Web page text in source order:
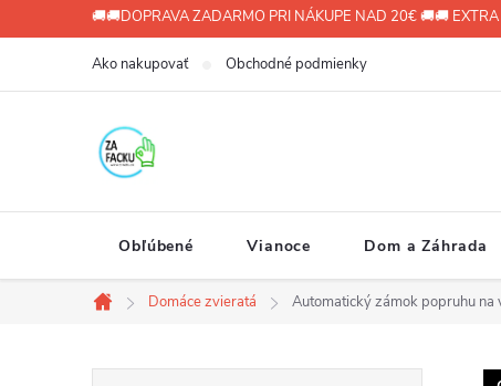
na
🚚🚚DOPRAVA ZADARMO PRI NÁKUPE NAD 20€ 🚚🚚
Ako nakupovať Obchodné podmienky
Obľúbené Vianoce Dom a Záhrada
Domov
Domáce zvieratá Automatický zámok popruhu